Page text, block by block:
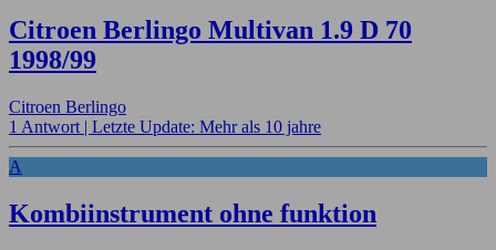
Citroen Berlingo Multivan 1.9 D 70
1998/99
Citroen Berlingo
1 Antwort | Letzte Update: Mehr als 10 jahre
A
Kombiinstrument ohne funktion